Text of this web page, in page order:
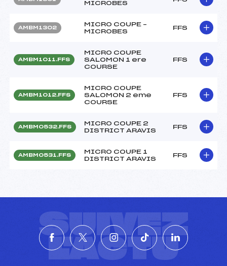
MICROBES
AMBM1302
MICRO COUPE –
MICROBES
FFS
AMBM1011.FFS
MICRO COUPE
SALOMON 1 ere
COURSE
FFS
AMBM1012.FFS
MICRO COUPE
SALOMON 2 eme
COURSE
FFS
AMBM0532.FFS
MICRO COUPE 2
DISTRICT ARAVIS
FFS
AMBM0531.FFS
MICRO COUPE 1
DISTRICT ARAVIS
FFS
SUIVEZ
L'ACTU